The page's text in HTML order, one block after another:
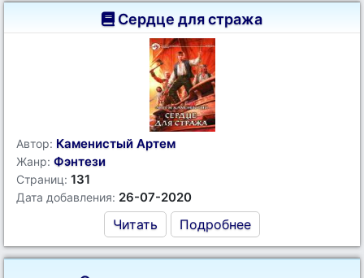
Сердце для стража
Автор: Каменистый Артем
Жанр: Фэнтези
Страниц: 131
Дата добавления: 26-07-2020
Читать Подробнее